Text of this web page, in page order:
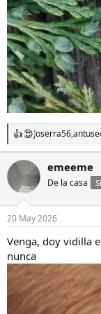
R
e
a
i
o
n
e
s
Joserra56,
emeeme
De la casa
20 May 2026
Venga, doy vidilla
nunca